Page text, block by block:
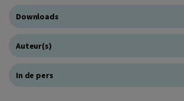
Downloads
Auteur(s)
In de pers